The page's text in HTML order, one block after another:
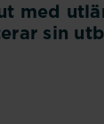
med
sin